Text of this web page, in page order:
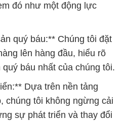
đó như một động lực
quý báu:** Chúng tôi đặt
lên hàng đầu, hiểu rõ
báu nhất của chúng tôi.
Dựa trên nền tảng
chúng tôi không ngừng cải
sự phát triển và thay đổi